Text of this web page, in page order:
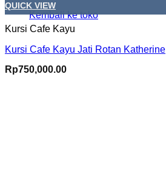
Kembali ke toko
QUICK VIEW
Kursi Cafe Kayu
Kursi Cafe Kayu Jati Rotan Katherine
Rp750,000.00